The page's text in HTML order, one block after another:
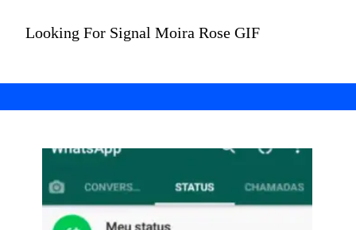
Looking For Signal Moira Rose GIF